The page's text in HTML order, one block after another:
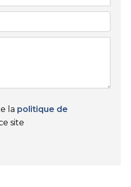
la politique de
site